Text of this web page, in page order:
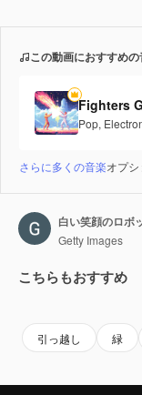
この動画におすすめ
Fighters
Pop,
さらに多くの音楽オプ
Getty Images
こちらもおすすめ
引っ越し 緑